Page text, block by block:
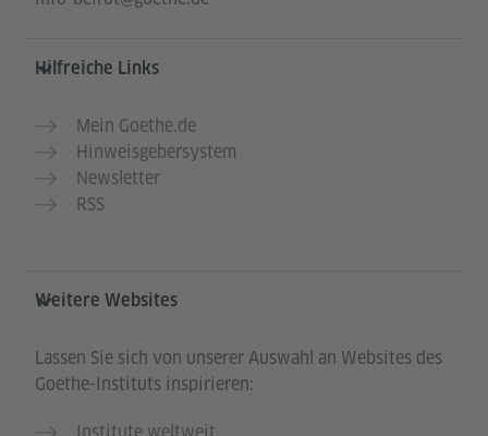
Hilfreiche Links
Mein Goethe.de
Hinweisgebersystem
Newsletter
RSS
Weitere Websites
Lassen Sie sich von unserer Auswahl an Websites des
Goethe-Instituts inspirieren: